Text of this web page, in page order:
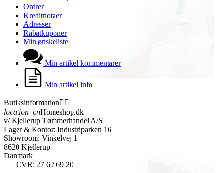
Ordrer
Kreditnotaer
Adresser
Rabatkuponer
Min ønskeliste
Min artikel kommentarer
Min artikel info
Butiksinformation 
location_onHomeshop.dk
v/ Kjellerup Tømmerhandel A/S
Lager & Kontor: Industriparken 16
Showroom: Vinkelvej 1
8620 Kjellerup
Danmark
CVR: 27 62 69 20